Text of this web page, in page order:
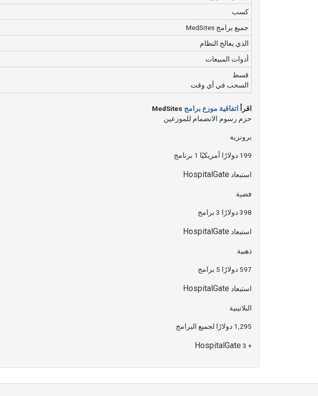
كسب
جميع برامج MedSites
الذي يعالج النظام
أدوات المبيعات
قسط
السحب في أي وقت
اقرأ اتفاقية موزع برامج
حزم رسوم الانضمام للموزعين
برونزية
199 دولارًا أمريكيًا 1 برنامج
استبعاد HospitalGate
فضية
398 دولارًا 3 برامج
استبعاد HospitalGate
ذهبية
597 دولارًا 5 برامج
استبعاد HospitalGate
البلاتينية
1,295 دولارًا لجميع البرامج
+ 3
HospitalGate